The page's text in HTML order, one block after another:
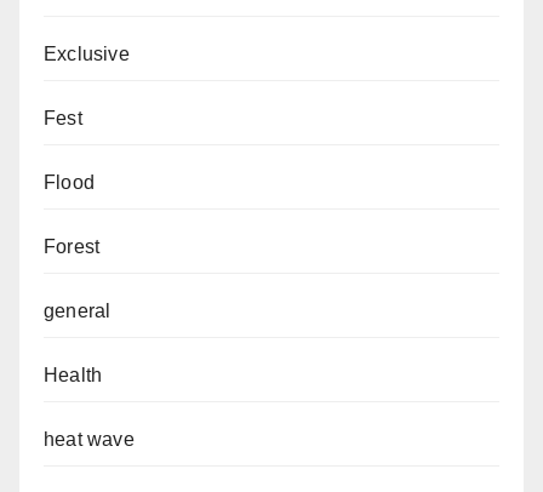
Exclusive
Fest
Flood
Forest
general
Health
heat wave